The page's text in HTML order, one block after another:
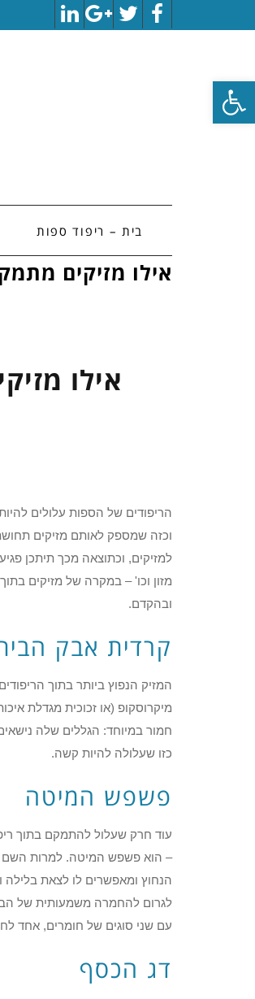
פתח סרגל נגישות
Facebook
Twitter
Google+
LinkedIn
בית – ריפוד ספות
אילו מזיקים
אילו
הריפודים של הספות עלולים
וכזה שמספק לאותם מזיקים
למזיקים, וכתוצאה מכך תיתכן
מזון וכו' – במקרה של מזיקים
ובהקדם.
קרדית אבק
המזיק הנפוץ ביותר בתוך
מיקרוסקופ (או זכוכית מגדלת
חמור במיוחד: הגללים שלה
כזו שעלולה להיות קשה.
פשפש המיטה
עוד חרק שעלול להתמקם בתוך
– הוא פשפש המיטה. למרות השם
הנחוץ ומאפשרים לו לצאת בלילה
לגרום להחמרה משמעותית של
עם שני סוגים של חומרים, אחד
דג הכסף